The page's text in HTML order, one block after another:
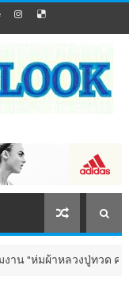
หลวงปู่ทวด ครั้งที่ 13 ปี